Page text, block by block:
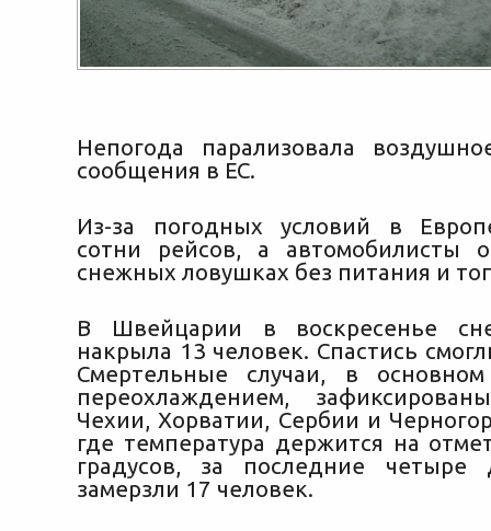
Непогода парализовала
сообщения в ЕС.
Из-за погодных условий в
сотни рейсов, а автомобилисты
снежных ловушках без питания и
В Швейцарии в воскресенье
накрыла 13 человек. Спастись
Смертельные случаи, в
переохлаждением,
Чехии, Хорватии, Сербии и
где температура держится на
градусов, за последние четыре
замерзли 17 человек.